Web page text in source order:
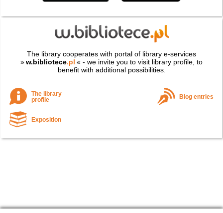
The library cooperates with portal of library e-services
»w.bibliotece.pl « - we invite you to visit library profile, to
benefit with additional possibilities.
The library
profile
Blog entries
Exposition